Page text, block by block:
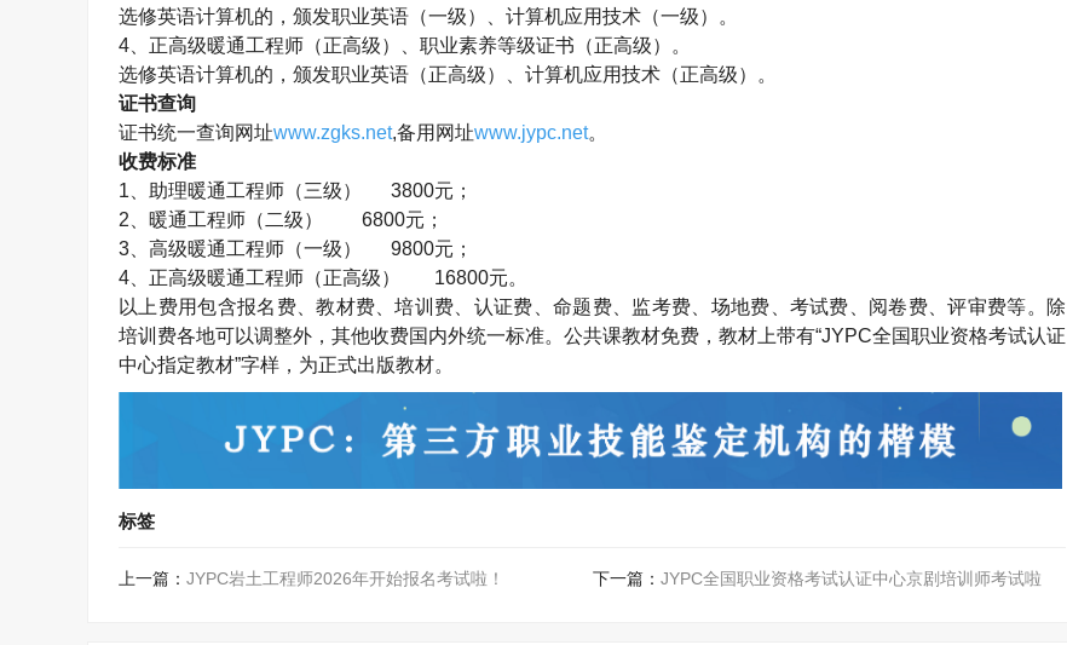
选修英语计算机的，颁发职业英语（一级）、计算机应用技术（一级）。
4 、正高级暖通工程师（正高级）、职业素养等级证书（正高级）。
选修英语计算机的，颁发职业英语（正高级）、计算机应用技术（正高级）。
证书查询
证书统一查询网址www.zgks.net,备用网址www.jypc.net。
收费标准
1 、助理暖通工程师（三级） 3800元；
2 、暖通工程师（二级） 6800元；
3 、高级暖通工程师（一级） 9800元；
4 、正高级暖通工程师（正高级） 16800元。
以上费用包含报名费、教材费、培训费、认证费、命题费、监考费、场地费、考试费、阅卷费、评审费等。除
培训费各地可以调整外，其他收费国内外统一标准。公共课教材免费，教材上带有“JYPC全国职业资格考试认证
中心指定教材”字样，为正式出版教材。
标签
上一篇： JYPC岩土工程师2026年开始报名考试啦！ 下一篇： JYPC全国职业资格考试认证中心京剧培训师考试啦